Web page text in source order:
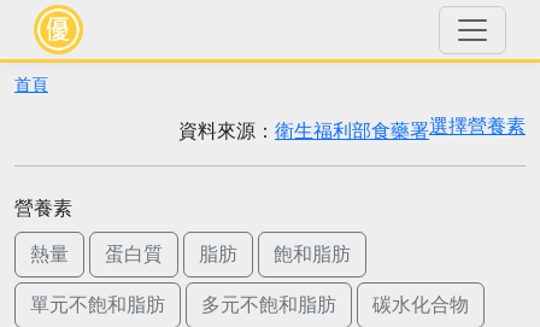
首頁
選擇營養素
資料來源： 衛生福利部食藥署
營養素
熱量 蛋白質 脂肪 飽和脂肪
單元不飽和脂肪 多元不飽和脂肪 碳水化合物